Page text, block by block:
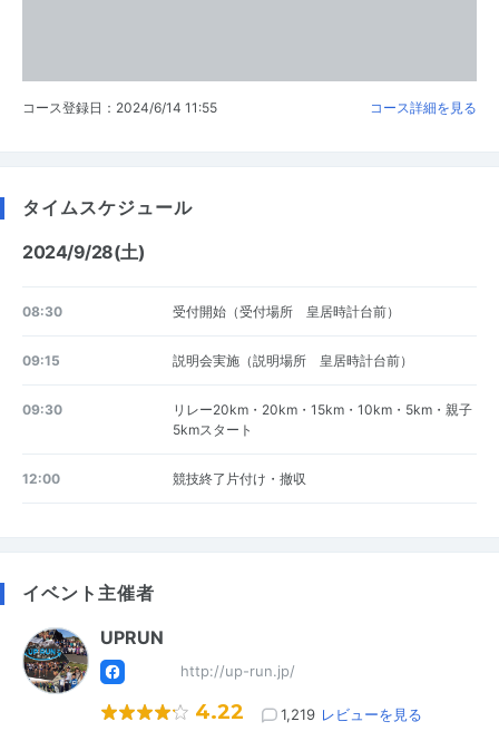
コース登録日：2024/6/14 11:55 コース詳細を見る
タイムスケジュール
2024/9/28(土)
08:30 受付開始（受付場所 皇居時計台前）
09:15 説明会実施（説明場所 皇居時計台前）
09:30
リレー20km・20km・15km・10km・5km・親子
5kmスタート
12:00 競技終了片付け・撤収
イベント主催者
UPRUN
http://up-run.jp/
4.22 1,219 レビューを見る